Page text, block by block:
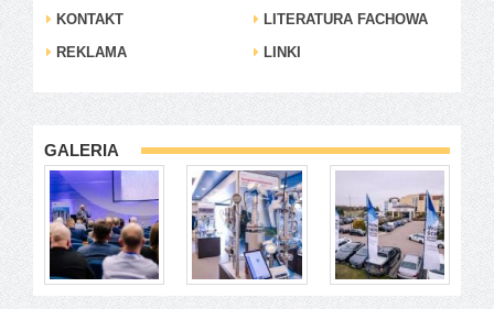
KONTAKT
LITERATURA FACHOWA
REKLAMA
LINKI
GALERIA